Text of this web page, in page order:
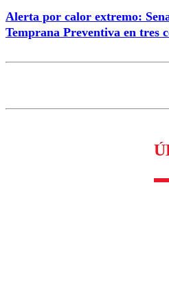
Alerta por calor extremo:
Temprana Preventiva en tres